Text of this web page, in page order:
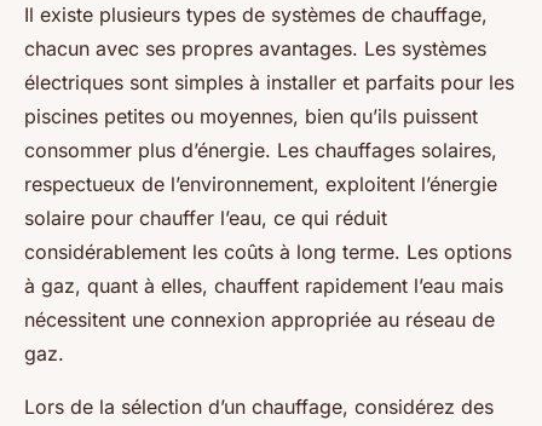
Il existe plusieurs types de systèmes de chauffage,
chacun avec ses propres avantages. Les systèmes
électriques sont simples à installer et parfaits pour les
piscines petites ou moyennes, bien qu’ils puissent
consommer plus d’énergie. Les chauffages solaires,
respectueux de l’environnement, exploitent l’énergie
solaire pour chauffer l’eau, ce qui réduit
considérablement les coûts à long terme. Les options
à gaz, quant à elles, chauffent rapidement l’eau mais
nécessitent une connexion appropriée au réseau de
gaz.
Lors de la sélection d’un chauffage, considérez des